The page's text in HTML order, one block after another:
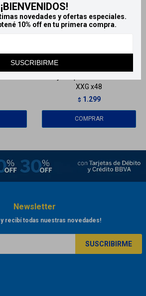
¡BIENVENIDOS!
novedades y ofertas especiales.
10% off en tu primera compra.
SUSCRIBIRME
LlegaHOY
XXG x48
$ 1.299
Newsletter
recibí todas nuestras novedades!
SUSCRIBIRME